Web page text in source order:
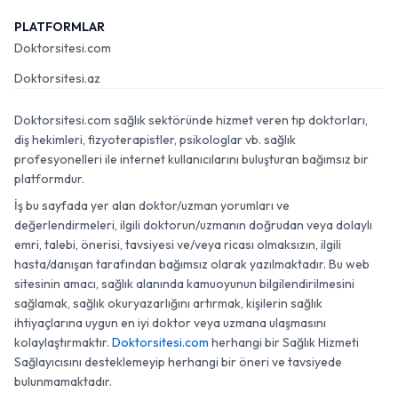
PLATFORMLAR
Doktorsitesi.com
Doktorsitesi.az
Doktorsitesi.com sağlık sektöründe hizmet veren tıp doktorları,
diş hekimleri, fizyoterapistler, psikologlar vb. sağlık
profesyonelleri ile internet kullanıcılarını buluşturan bağımsız bir
platformdur.
İş bu sayfada yer alan doktor/uzman yorumları ve
değerlendirmeleri, ilgili doktorun/uzmanın doğrudan veya dolaylı
emri, talebi, önerisi, tavsiyesi ve/veya ricası olmaksızın, ilgili
hasta/danışan tarafından bağımsız olarak yazılmaktadır. Bu web
sitesinin amacı, sağlık alanında kamuoyunun bilgilendirilmesini
sağlamak, sağlık okuryazarlığını artırmak, kişilerin sağlık
ihtiyaçlarına uygun en iyi doktor veya uzmana ulaşmasını
kolaylaştırmaktır. Doktorsitesi.com herhangi bir Sağlık Hizmeti
Sağlayıcısını desteklemeyip herhangi bir öneri ve tavsiyede
bulunmamaktadır.